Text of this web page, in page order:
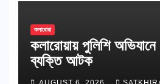
কলারোয়া
কলারোয়ায় পুলিশি
ব্যক্তি আটক